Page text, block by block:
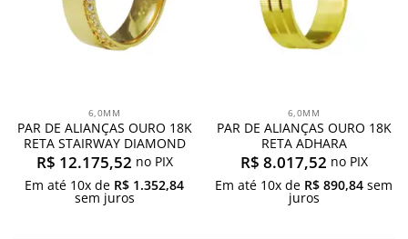
6,0MM
PAR DE ALIANÇAS OURO 18K
RETA STAIRWAY DIAMOND
R$ 12.175,52 no PIX
Em até 10x de R$ 1.352,84
sem juros
6,0MM
PAR DE ALIANÇAS OURO 18K
RETA ADHARA
R$ 8.017,52 no PIX
Em até 10x de R$ 890,84 sem
juros